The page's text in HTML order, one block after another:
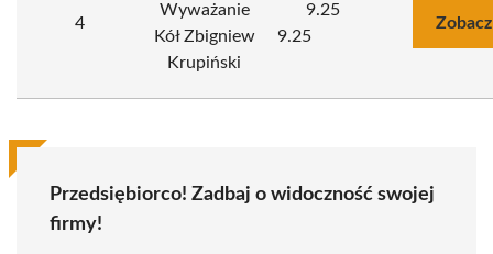
4
Wyważanie
Kół Zbigniew
Krupiński
9.25
9.25
Przedsiębiorco! Zadbaj o widoczność swojej
firmy!